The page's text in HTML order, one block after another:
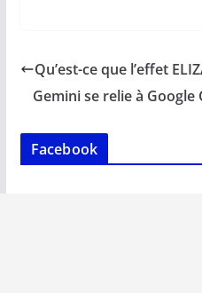
b
o
k
l s
A
e
dI
Qu’est-ce que l’effet
Gemini se relie à
Facebook